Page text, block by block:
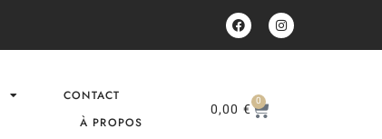
CONTACT
À PROPOS
0,00€ 0